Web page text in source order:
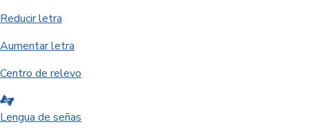
Reducir letra
Aumentar letra
Centro de relevo
Lengua de señas